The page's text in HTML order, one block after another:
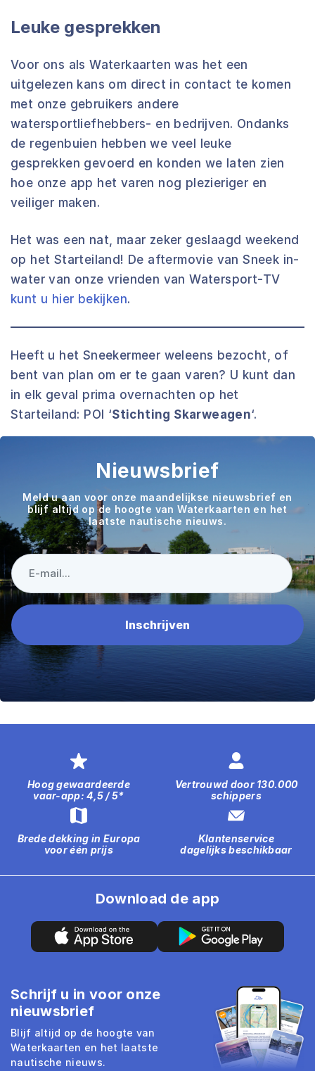
Leuke gesprekken
Voor ons als Waterkaarten was het een
uitgelezen kans om direct in contact te komen
met onze gebruikers andere
watersportliefhebbers- en bedrijven. Ondanks
de regenbuien hebben we veel leuke
gesprekken gevoerd en konden we laten zien
hoe onze app het varen nog plezieriger en
veiliger maken.
Het was een nat, maar zeker geslaagd weekend
op het Starteiland! De aftermovie van Sneek in-
water van onze vrienden van Watersport-TV
kunt u hier bekijken.
Heeft u het Sneekermeer weleens bezocht, of
bent van plan om er te gaan varen? U kunt dan
in elk geval prima overnachten op het
Starteiland: POI ‘Stichting Skarweagen‘.
Nieuwsbrief
Meld u aan voor onze maandelijkse nieuwsbrief en
blijf altijd op de hoogte van Waterkaarten en het
laatste nautische nieuws.
Hoog gewaardeerde
vaar-app: 4,5 / 5*
Vertrouwd door 130.000
schippers
Brede dekking in Europa
voor één prijs
Klantenservice
dagelijks beschikbaar
Download de app
Schrijf u in voor onze
nieuwsbrief
Blijf altijd op de hoogte van
Waterkaarten en het laatste
nautische nieuws.